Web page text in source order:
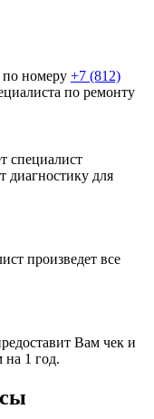
по номеру +7 (812)
по ремонту
специалист
диагностику для
произведет все
Вам чек и
на 1 год.